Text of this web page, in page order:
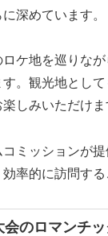
深めています。
ケ地を巡りな
。観光地とし
しみいただけま
ミッションが
率的に訪問する
のロマンチ